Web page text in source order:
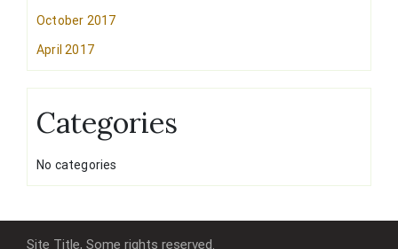
October 2017
April 2017
Categories
No categories
Site Title, Some rights reserved.